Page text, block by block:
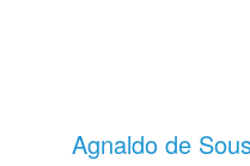
Agnaldo de